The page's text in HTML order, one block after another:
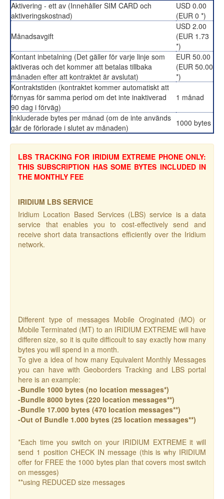
Aktivering - ett av (Innehåller SIM CARD och
aktiveringskostnad)
USD 0.00
(EUR 0 *)
Månadsavgift
USD 2.00
(EUR 1.73
*)
Kontant inbetalning (Det gäller för varje linje som
aktiveras och det kommer att betalas tillbaka
månaden efter att kontraktet är avslutat)
EUR 50.00
(EUR 50.00
*)
Kontraktstiden (kontraktet kommer automatiskt att
förnyas för samma period om det inte inaktiverad
90 dag i förväg)
1 månad
Inkluderade bytes per månad (om de inte används
går de förlorade i slutet av månaden)
1000 bytes
LBS TRACKING FOR IRIDIUM EXTREME PHONE ONLY:
THIS SUBSCRIPTION HAS SOME BYTES INCLUDED IN
THE MONTHLY FEE
IRIDIUM LBS SERVICE
Iridium Location Based Services (LBS) service is a data
service that enables you to cost-effectively send and
receive short data transactions efficiently over the Iridium
network.
Different type of messages Mobile Oroginated (MO) or
Mobile Terminated (MT) to an IRIDIUM EXTREME will have
differen size, so it is quite difficoult to say exactly how many
bytes you will spend in a month.
To give a idea of how many Equivalent Monthly Messages
you can have with Geoborders Tracking and LBS portal
here is an example:
-Bundle 1000 bytes (no location messages*)
-Bundle 8000 bytes (220 location messages**)
-Bundle 17.000 bytes (470 location messages**)
-Out of Bundle 1.000 bytes (25 location messages**)
*Each time you switch on your IRIDIUM EXTREME it will
send 1 position CHECK IN message (this is why IRIDIUM
offer for FREE the 1000 bytes plan that covers most switch
on messges)
**using REDUCED size messages